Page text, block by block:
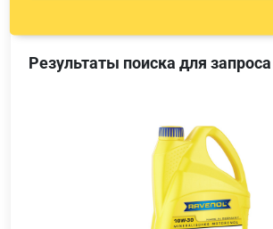
Результаты поиска для запроса